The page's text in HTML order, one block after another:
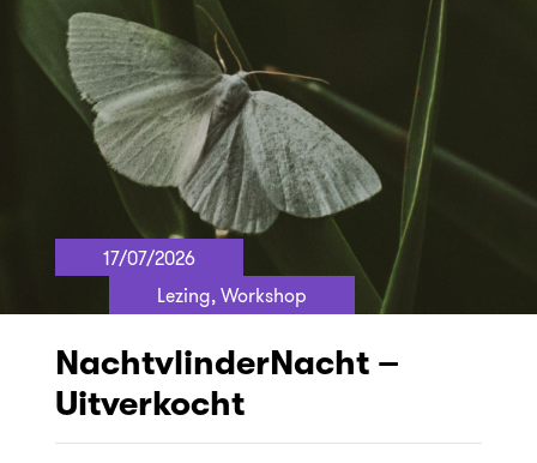
17/07/2026
Lezing, Workshop
NachtvlinderNacht –
Uitverkocht